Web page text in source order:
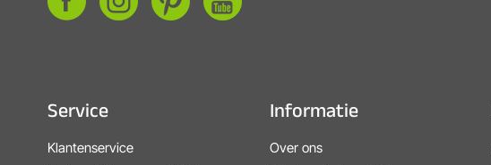
Service
Klantenservice
Informatie
Over ons